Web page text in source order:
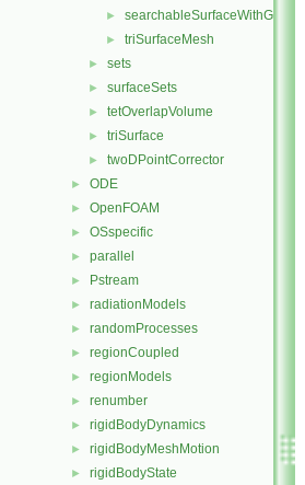
► searchableSurfaceWithGaps
► triSurfaceMesh
► sets
► surfaceSets
► tetOverlapVolume
► triSurface
► twoDPointCorrector
► ODE
► OpenFOAM
► OSspecific
► parallel
► Pstream
► radiationModels
► randomProcesses
► regionCoupled
► regionModels
► renumber
► rigidBodyDynamics
► rigidBodyMeshMotion
► rigidBodyState